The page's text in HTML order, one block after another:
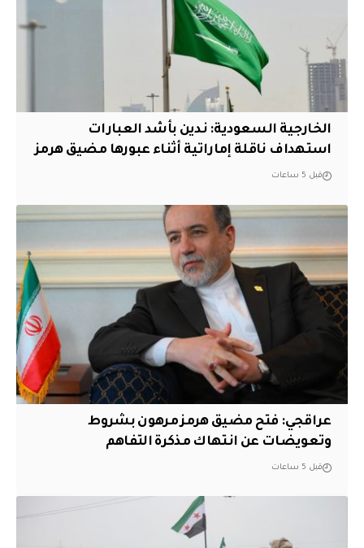
‏الخارجية السعودية: ندين بأشد العبارات
استهداف ناقلة إماراتية أثناء عبورها مضيق هرمز
قبل 5 ساعات
عراقجي: فتح مضيق هرمز مرهون بشروط
وتعويضات عن انتهاك مذكرة التفاهم
قبل 5 ساعات